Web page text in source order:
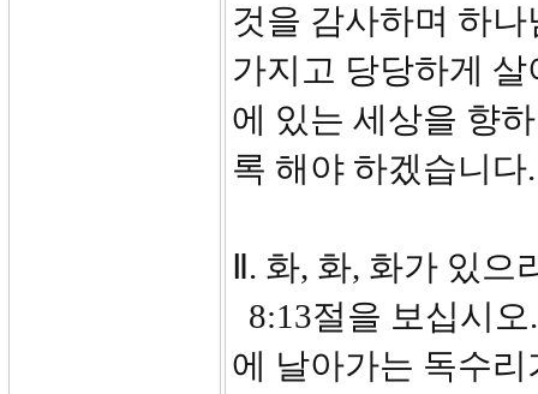
것을 감사하며 하
가지고 당당하게
에 있는 세상을 향
록 해야 하겠습니다.
Ⅱ. 화, 화, 화가 있으
8:13절을 보십시
에 날아가는 독수